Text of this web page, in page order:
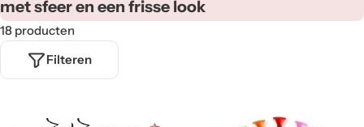
a
t
e
met sfeer en een frisse look
18 producten
Filteren